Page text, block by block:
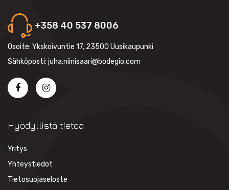
+358 40 537 8006
Osoite: Ykskoivuntie 17, 23500 Uusikaupunki
Sähköposti: juha.niinisaari@bodegio.com
Hyödyllistä tietoa
Yritys
Yhteystiedot
Tietosuojaseloste